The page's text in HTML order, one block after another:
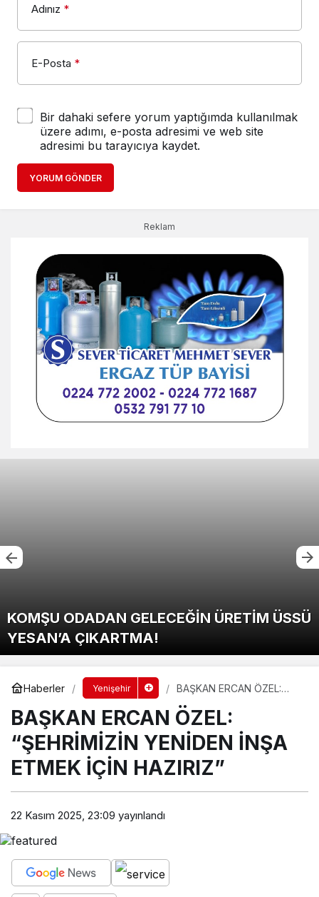
Adınız *
E-Posta *
Bir dahaki sefere yorum yaptığımda kullanılmak
üzere adımı, e-posta adresimi ve web site
adresimi bu tarayıcıya kaydet.
YORUM GÖNDER
Reklam
KOMŞU ODADAN GELECEĞİN ÜRETİM ÜSSÜ
YESAN’A ÇIKARTMA!
Haberler Yenişehir
BAŞKAN ERCAN ÖZEL:
İNŞA ETMEK İÇİN
HAZIRIZ”
BAŞKAN ERCAN ÖZEL:
“ŞEHRİMİZİN YENİDEN İNŞA
ETMEK İÇİN HAZIRIZ”
22 Kasım 2025, 23:09 yayınlandı